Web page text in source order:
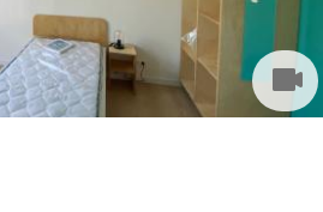
Aménagement
Salle de bain:
Commune
Cuisine:
Commune
Superficie:
12 m